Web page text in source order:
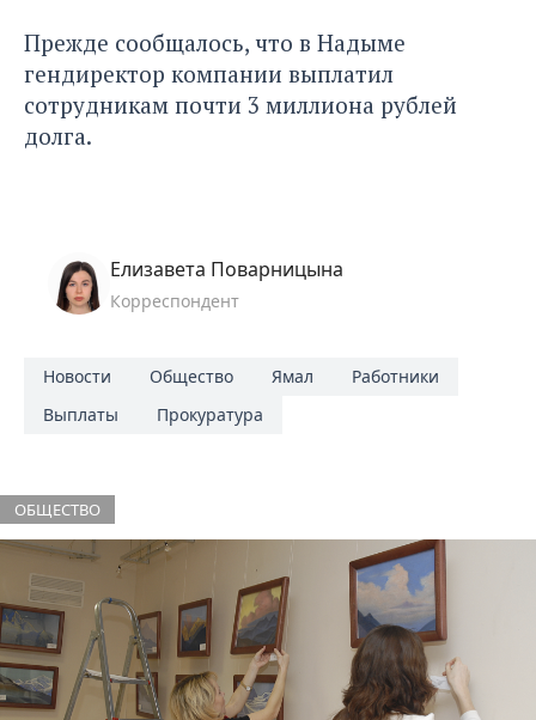
Прежде сообщалось, что в Надыме
гендиректор компании выплатил
сотрудникам почти 3 миллиона рублей
долга.
Елизавета Поварницына
Корреспондент
Новости Общество Ямал
Работники
Выплаты
Прокуратура
ОБЩЕСТВО